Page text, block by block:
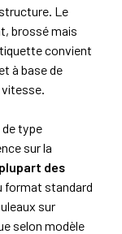
Le
brossé mais
convient
à base de
type
sur la
des
format standard
sur
selon modèle